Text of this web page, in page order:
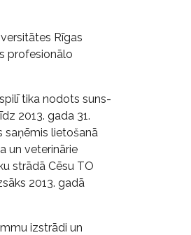
Rīgas
profesionālo
tika nodots suns-
2013. gada 31.
saņēmis lietošanā
un veterinārie
strādā Cēsu TO
2013. gadā
izstrādi un